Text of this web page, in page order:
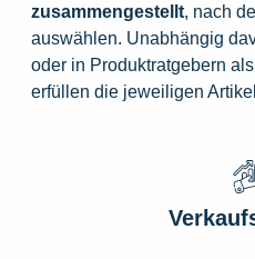
zusammengestellt, nach
auswählen. Unabhängig
oder in Produktratgebern
erfüllen die jeweiligen